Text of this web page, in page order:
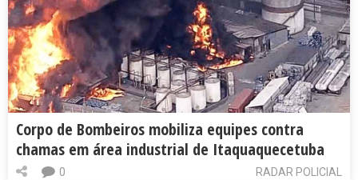
Corpo de Bombeiros mobiliza equipes contra
chamas em área industrial de Itaquaquecetuba
RADAR POLICIAL
0